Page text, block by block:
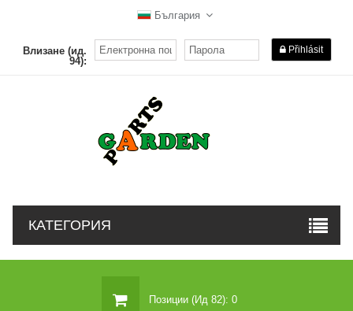
България
Влизане (ид.
94):
Přihlásit
КАТЕГОРИЯ
Позиции (ид 82): 0